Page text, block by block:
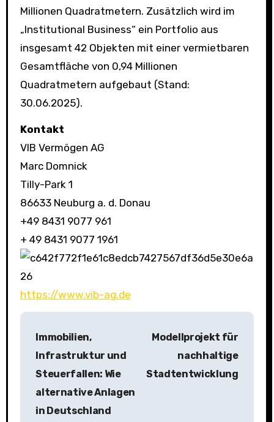
Millionen Quadratmetern. Zusätzlich wird im
„Institutional Business“ ein Portfolio aus
insgesamt 42 Objekten mit einer vermietbaren
Gesamtfläche von 0,94 Millionen
Quadratmetern aufgebaut (Stand:
30.06.2025).
Kontakt
VIB Vermögen AG
Marc Domnick
Tilly-Park 1
86633 Neuburg a. d. Donau
+49 8431 9077 961
+ 49 8431 9077 1961
https://www.vib-ag.de
B
Immobilien,
Infrastruktur und
Steuerfallen: Wie
alternative Anlagen
in Deutschland
Modellprojekt für
nachhaltige
Stadtentwicklung